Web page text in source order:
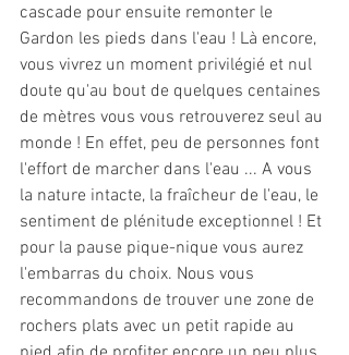
cascade pour ensuite remonter le
Gardon les pieds dans l'eau ! Là encore,
vous vivrez un moment privilégié et nul
doute qu'au bout de quelques centaines
de mètres vous vous retrouverez seul au
monde ! En effet, peu de personnes font
l'effort de marcher dans l'eau ... A vous
la nature intacte, la fraîcheur de l'eau, le
sentiment de plénitude exceptionnel ! Et
pour la pause pique-nique vous aurez
l'embarras du choix. Nous vous
recommandons de trouver une zone de
rochers plats avec un petit rapide au